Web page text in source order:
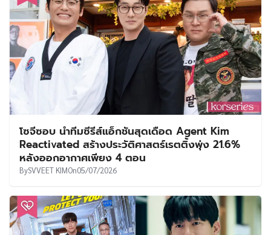
โซจีซอบ นำทีมซีรีส์แอ็กชันสุดเดือด Agent Kim
Reactivated สร้างประวัติศาสตร์เรตติ้งพุ่ง 21.6%
หลังออกอากาศเพียง 4 ตอน
BySVVEET KIMOn05/07/2026